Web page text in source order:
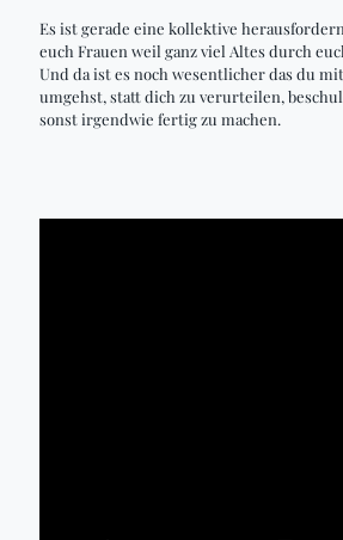
Es ist gerade eine kollektive
euch Frauen weil ganz viel Altes durch
Und da ist es noch wesentlicher das du
umgehst, statt dich zu verurteilen,
sonst irgendwie fertig zu machen.